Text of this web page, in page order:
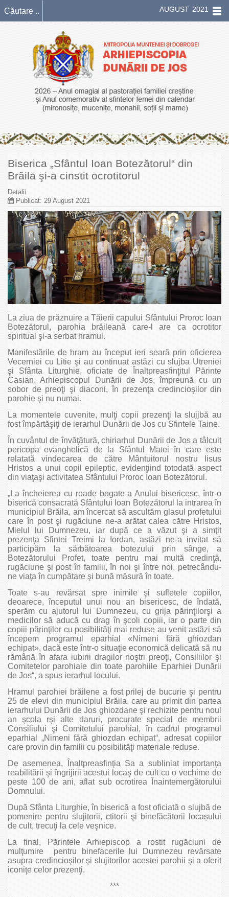
AUGUST 2021
Biserica „Sfântul Ioan Botezătorul“ din
Brăila şi-a cinstit ocrotitorul
Detalii
Publicat: 29 August 2021
La ziua de prăznuire a Tăierii capului Sfântului Proroc Ioan
Botezătorul, parohia brăileană care-l are ca ocrotitor
spiritual şi-a serbat hramul.
Manifestările de hram au început ieri seară prin oficierea
Vecerniei cu Litie şi au continuat astăzi cu slujba Utreniei
şi Sfânta Liturghie, oficiate de Înaltpreasfinţitul Părinte
Casian, Arhiepiscopul Dunării de Jos, împreună cu un
sobor de preoţi şi diaconi, în prezenţa credincioşilor din
parohie şi nu numai.
La momentele cuvenite, mulţi copii prezenţi la slujjbă au
fost împărtăşiţi de ierarhul Dunării de Jos cu Sfintele Taine.
În cuvântul de învăţătură, chiriarhul Dunării de Jos a tâlcuit
pericopa evanghelică de la Sfântul Matei în care este
relatată vindecarea de către Mântuitorul nostru Iisus
Hristos a unui copil epileptic, evidenţiind totodată aspect
din viaţaşi activitatea Sfântului Proroc Ioan Botezătorul.
„La încheierea cu roade bogate a Anului bisericesc, într-o
biserică consacrată Sfântului Ioan Botezătorul la intrarea în
municipiul Brăila, am încercat să ascultăm glasul profetului
care în post şi rugăciune ne-a arătat calea către Hristos,
Mielul lui Dumnezeu, iar după ce a văzut şi a simţit
prezenţa Sfintei Treimi la Iordan, astăzi ne-a invitat să
participăm la sărbătoarea botezului prin sânge, a
Botezătorului Profet, toate pentru mai multă credinţă,
rugăciune şi post în familii, în noi şi între noi, petrecându-
ne viaţa în cumpătare şi bună măsură în toate.
Toate s-au revărsat spre inimile şi sufletele copiilor,
deoarece, începutul unui nou an bisericesc, de îndată,
sperăm cu ajutorul lui Dumnezeu, cu grija părinţilorşi a
medicilor să aducă cu drag în şcoli copiii, iar o parte din
copiii părinţilor cu posibilităţi mai reduse au venit astăzi să
începem programul eparhial «Nimeni fără ghiozdan
echipat», dacă este într-o situaţie economică delicată să nu
rămână în afara iubirii dragilor noştri preoţi, Consiliilor şi
Comitetelor parohiale din toate parohiile Eparhiei Dunării
de Jos“, a spus ierarhul locului.
Hramul parohiei brăilene a fost prilej de bucurie şi pentru
25 de elevi din municipiul Brăila, care au primit din partea
ierarhului Dunării de Jos ghiozdane şi rechizite pentru noul
an şcola rşi alte daruri, procurate special de membrii
Consiliului şi Comitetului parohial, în cadrul programul
eparhial „Nimeni fără ghiozdan echipat“, adresat copiilor
care provin din familii cu posibilităţi materiale reduse.
De asemenea, Înaltpreasfinţia Sa a subliniat importanţa
reabilitării şi îngrijirii acestui locaş de cult cu o vechime de
peste 100 de ani, aflat sub ocrotirea Înaintemergătorului
Domnului.
După Sfânta Liturghie, în biserică a fost oficiată o slujbă de
pomenire pentru slujitorii, ctitorii şi binefăcătorii locașului
de cult, trecuţi la cele veşnice.
La final, Părintele Arhiepiscop a rostit rugăciuni de
mulţumire pentru binefacerile lui Dumnezeu revărsate
asupra credincioşilor şi slujitorilor acestei parohii şi a oferit
iconiţe celor prezenţi.
***